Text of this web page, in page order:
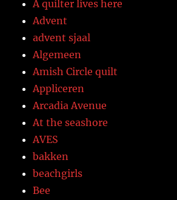
A quilter lives here
Advent
advent sjaal
Algemeen
Amish Circle quilt
Appliceren
Arcadia Avenue
At the seashore
AVES
bakken
beachgirls
Bee